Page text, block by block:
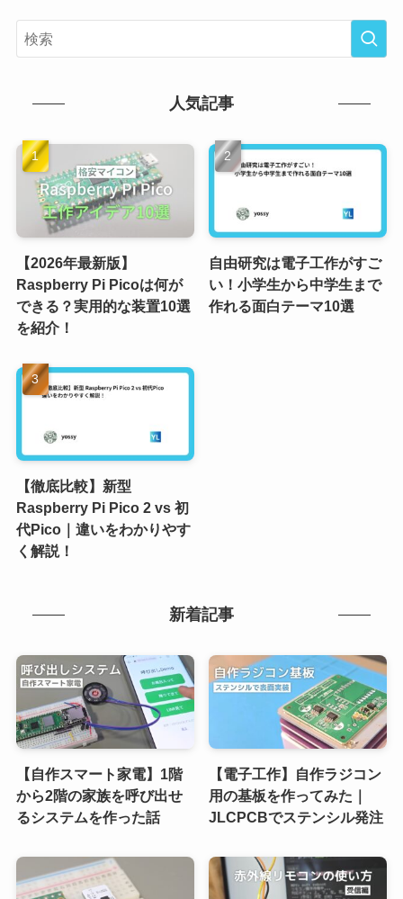
人気記事
【2026年最新版】
Raspberry Pi Picoは何が
できる？実用的な装置10選
を紹介！
自由研究は電子工作がすご
い！小学生から中学生まで
作れる面白テーマ10選
【徹底比較】新型
Raspberry Pi Pico 2 vs 初
代Pico｜違いをわかりやす
く解説！
新着記事
【自作スマート家電】1階
から2階の家族を呼び出せ
るシステムを作った話
【電子工作】自作ラジコン
用の基板を作ってみた｜
JLCPCBでステンシル発注